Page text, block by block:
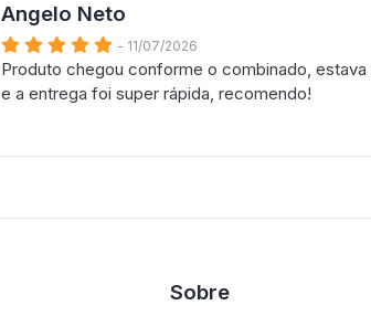
Angelo Neto
- 11/07/2026
Produto chegou conforme o combinado, estava
e a entrega foi super rápida, recomendo!
Sobre